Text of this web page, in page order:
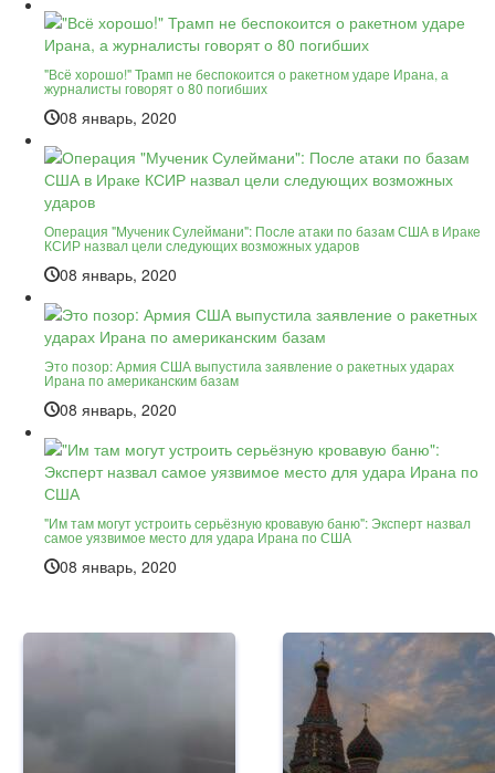
"Всё хорошо!" Трамп не беспокоится о ракетном ударе Ирана, а
журналисты говорят о 80 погибших
08 январь, 2020
Операция "Мученик Сулеймани": После атаки по базам США в Ираке
КСИР назвал цели следующих возможных ударов
08 январь, 2020
Это позор: Армия США выпустила заявление о ракетных ударах
Ирана по американским базам
08 январь, 2020
"Им там могут устроить серьёзную кровавую баню": Эксперт назвал
самое уязвимое место для удара Ирана по США
08 январь, 2020